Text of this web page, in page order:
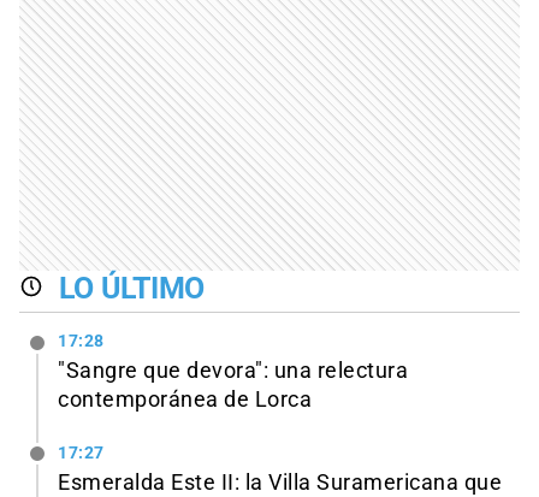
LO ÚLTIMO
17:28
"Sangre que devora": una relectura
contemporánea de Lorca
17:27
Esmeralda Este II: la Villa Suramericana que